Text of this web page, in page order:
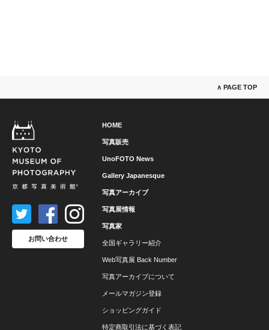
∧ PAGE TOP
HOME
写真販売
UnoFOTO News
Gallery Japanesque
写真アーカイブ
写真展情報
写真家
全国ギャラリー紹介
Web写真展 Back Number
写真アーカイブについて
メールマガジン登録
ショッピングガイド
特定商取引法に基づく表記
お問い合わせ